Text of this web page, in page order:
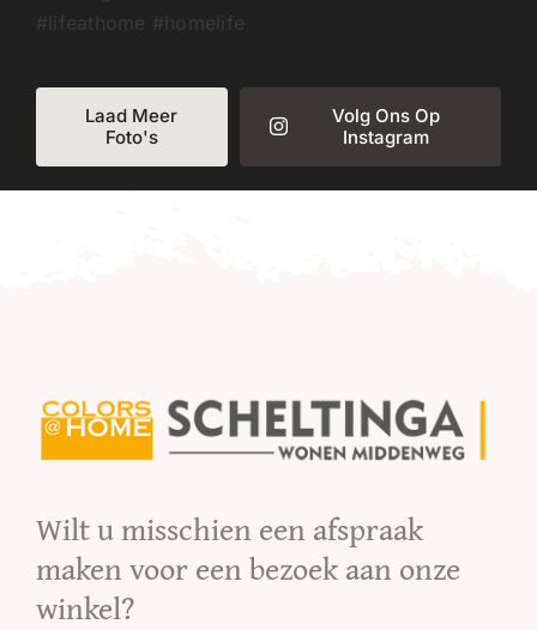
Laad Meer
Foto's
Volg Ons Op
Instagram
Wilt u misschien een afspraak
maken voor een bezoek aan onze
winkel?